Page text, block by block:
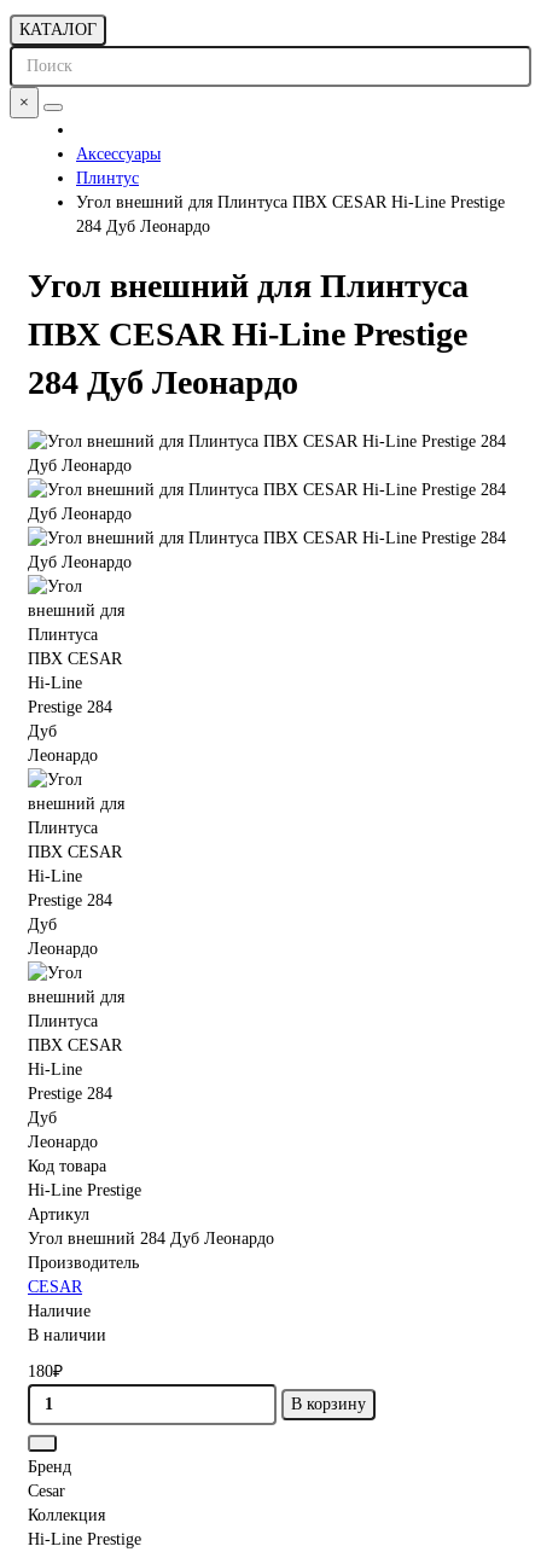
КАТАЛОГ
×
Аксессуары
Плинтус
Угол внешний для Плинтуса ПВХ CESAR Hi-Line Prestige
284 Дуб Леонардо
Угол внешний для Плинтуса
ПВХ CESAR Hi-Line Prestige
284 Дуб Леонардо
Код товара
Hi-Line Prestige
Артикул
Угол внешний 284 Дуб Леонардо
Производитель
CESAR
Наличие
В наличии
180₽
В корзину
Бренд
Cesar
Коллекция
Hi-Line Prestige